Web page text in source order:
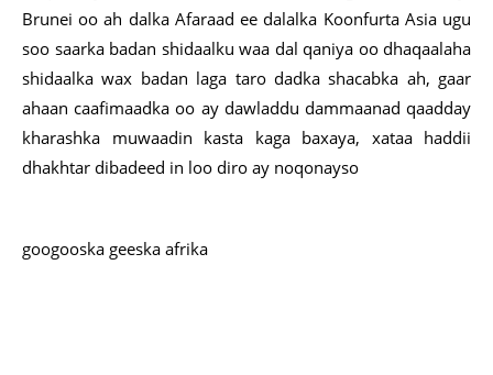
Brunei oo ah dalka Afaraad ee dalalka Koonfurta Asia ugu
soo saarka badan shidaalku waa dal qaniya oo dhaqaalaha
shidaalka wax badan laga taro dadka shacabka ah, gaar
ahaan caafimaadka oo ay dawladdu dammaanad qaadday
kharashka muwaadin kasta kaga baxaya, xataa haddii
dhakhtar dibadeed in loo diro ay noqonayso
googooska geeska afrika